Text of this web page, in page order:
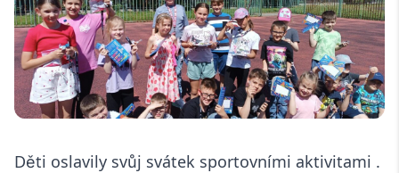
Děti oslavily svůj svátek sportovními aktivitami .